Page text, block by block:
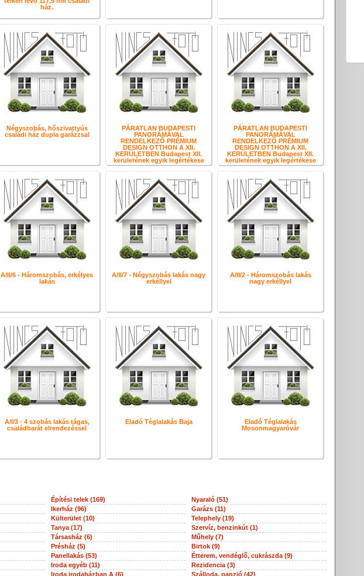
ház.
Négyszobás, hőszivattyús
családi ház dupla garázzsal
PÁRATLAN BUDAPESTI
PANORÁMÁVAL
RENDELKEZŐ PRÉMIUM
DESIGN OTTHON A XII.
KERÜLETBEN Budapest XII.
kerületének egyik legértékese
PÁRATLAN BUDAPESTI
PANORÁMÁVAL
RENDELKEZŐ PRÉMIUM
DESIGN OTTHON A XII.
KERÜLETBEN Budapest XII.
kerületének egyik legértékese
A/II/6 - Háromszobás, erkélyes
lakás
A/II/7 - Négyszobás lakás nagy
erkéllyel
A/II/2 - Háromszobás lakás
nagy erkéllyel
A/I/3 - 4 szobás lakás tágas,
családbarát elrendezéssel
Eladó Téglalakás Baja
Eladó Téglalakás
Mosonmagyaróvár
Építési telek (169)
Nyaraló (51)
Ikerház (96)
Garázs (11)
Külterület (10)
Telephely (19)
Tanya (17)
Szervíz, benzinkút (1)
Társasház (6)
Műhely (7)
Présház (5)
Birtok (9)
Panellakás (53)
Étterem, vendéglő, cukrászda (9)
Iroda egyéb (11)
Rezidencia (3)
Iroda irodaházban A (6) Szálloda, panzió (42)